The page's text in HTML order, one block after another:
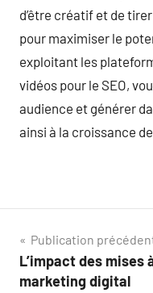
d’être créatif et de
pour maximiser le
exploitant les
vidéos pour le SEO,
audience et générer
ainsi à la croissance
Navigation
de
Publication
L’impact des mises
marketing digital